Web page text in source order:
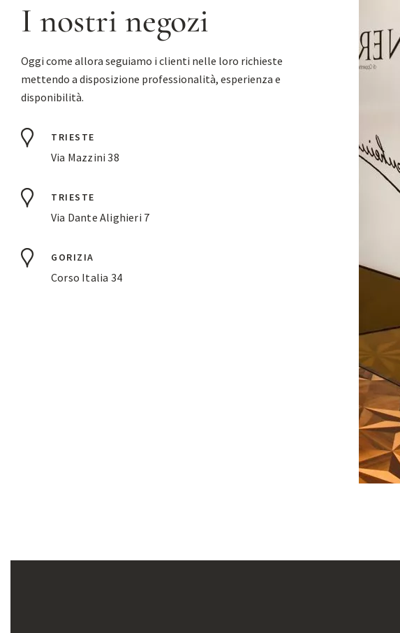
I nostri negozi
Oggi come allora seguiamo i clienti nelle loro richieste
mettendo a disposizione professionalità, esperienza e
disponibilità.
TRIESTE
Via Mazzini 38
TRIESTE
Via Dante Alighieri 7
GORIZIA
Corso Italia 34